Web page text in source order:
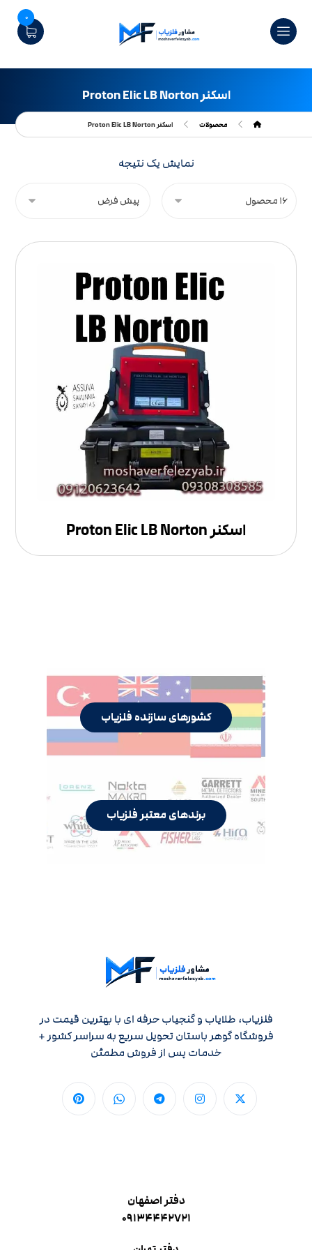
0
اسکنر Proton Elic LB Norton
محصولات اسکنر Proton Elic LB Norton
نمایش یک نتیجه
اسکنر Proton Elic LB Norton
کشورهای سازنده فلزیاب
برندهای معتبر فلزیاب
فلزیاب، طلایاب و گنجیاب حرفه ای با بهترین قیمت در
فروشگاه گوهر باستان تحویل سریع به سراسر کشور +
خدمات پس از فروش مطمئن
دفتر اصفهان
۰۹۱۳۴۴۴۲۷۲۱